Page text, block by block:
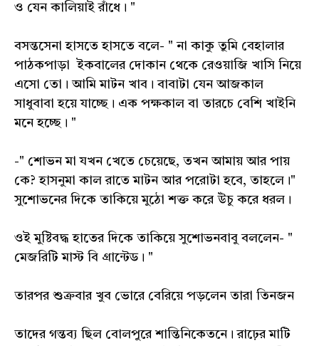
ও যেন কালিয়াই রাঁধে। "
বসন্তসেনা হাসতে হাসতে বলে- " না কাকু তুমি বেহালার
পাঠকপাড়া ইকবালের দোকান থেকে রেওয়াজি খাসি নিয়ে
এসো তো। আমি মাটন খাব। বাবাটা যেন আজকাল
সাধুবাবা হয়ে যাচ্ছে। এক পক্ষকাল বা তারচে বেশি খাইনি
মনে হচ্ছে। "
-" শোভন মা যখন খেতে চেয়েছে, তখন আমায় আর পায়
কে? হাসনুমা কাল রাতে মাটন আর পরোটা হবে, তাহলে।"
সুশোভনের দিকে তাকিয়ে মুঠো শক্ত করে উঁচু করে ধরল।
ওই মুষ্টিবদ্ধ হাতের দিকে তাকিয়ে সুশোভনবাবু বললেন- "
মেজরিটি মাস্ট বি গ্রান্টেড। "
তারপর শুক্রবার খুব ভোরে বেরিয়ে পড়লেন তারা তিনজন
তাদের গন্তব্য ছিল বোলপুরে শান্তিনিকেতনে। রাঢ়ের মাটি